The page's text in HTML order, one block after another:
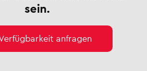
sein.
anfragen